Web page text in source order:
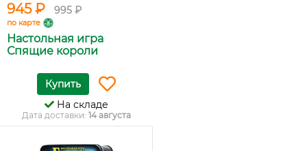
945 ₽ 995 ₽
по карте
Настольная игра
Спящие короли
Купить
На складе
Дата доставки: 14 августа